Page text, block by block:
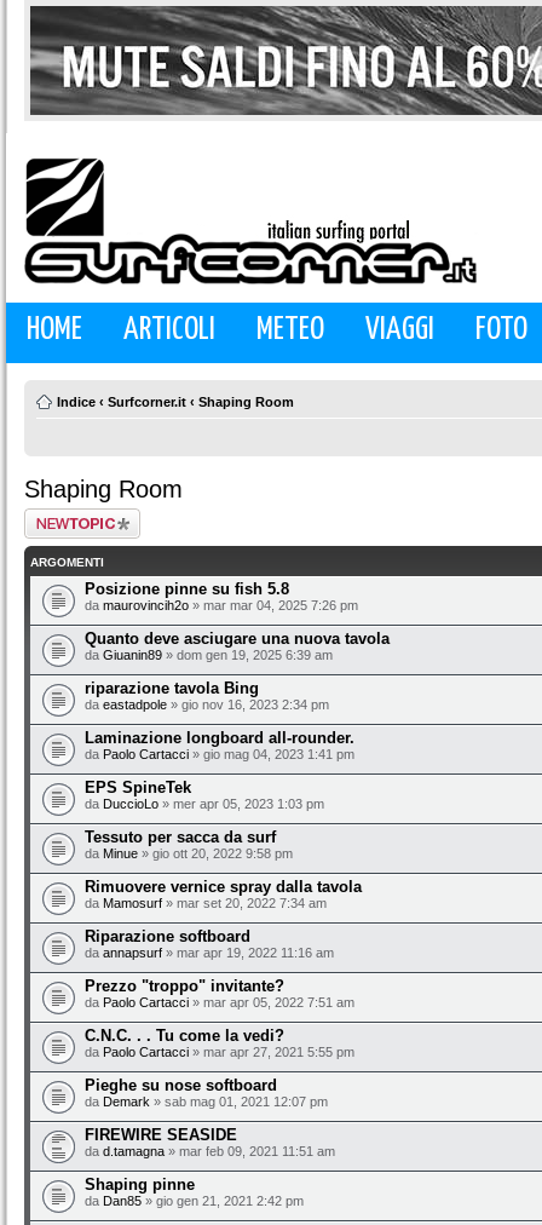
HOME ARTICOLI METEO VIAGGI FOTO
Indice ‹ Surfcorner.it ‹ Shaping Room
Shaping Room
Scrivi un nuovo
argomento
ARGOMENTI
Posizione pinne su fish 5.8
da maurovincih2o » mar mar 04, 2025 7:26 pm
Quanto deve asciugare una nuova tavola
da Giuanin89 » dom gen 19, 2025 6:39 am
riparazione tavola Bing
da eastadpole » gio nov 16, 2023 2:34 pm
Laminazione longboard all-rounder.
da Paolo Cartacci » gio mag 04, 2023 1:41 pm
EPS SpineTek
da DuccioLo » mer apr 05, 2023 1:03 pm
Tessuto per sacca da surf
da Minue » gio ott 20, 2022 9:58 pm
Rimuovere vernice spray dalla tavola
da Mamosurf » mar set 20, 2022 7:34 am
Riparazione softboard
da annapsurf » mar apr 19, 2022 11:16 am
Prezzo "troppo" invitante?
da Paolo Cartacci » mar apr 05, 2022 7:51 am
C.N.C. . . Tu come la vedi?
da Paolo Cartacci » mar apr 27, 2021 5:55 pm
Pieghe su nose softboard
da Demark » sab mag 01, 2021 12:07 pm
FIREWIRE SEASIDE
da d.tamagna » mar feb 09, 2021 11:51 am
Shaping pinne
da Dan85 » gio gen 21, 2021 2:42 pm